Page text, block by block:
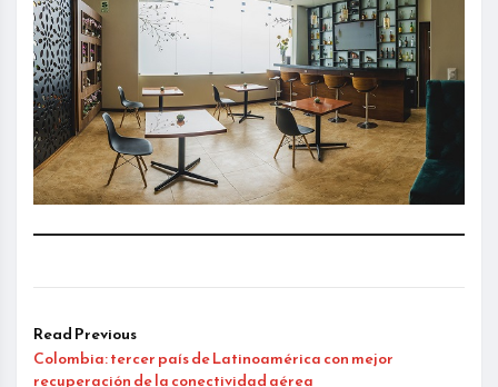
Read Previous
Colombia: tercer país de Latinoamérica con mejor
recuperación de la conectividad aérea